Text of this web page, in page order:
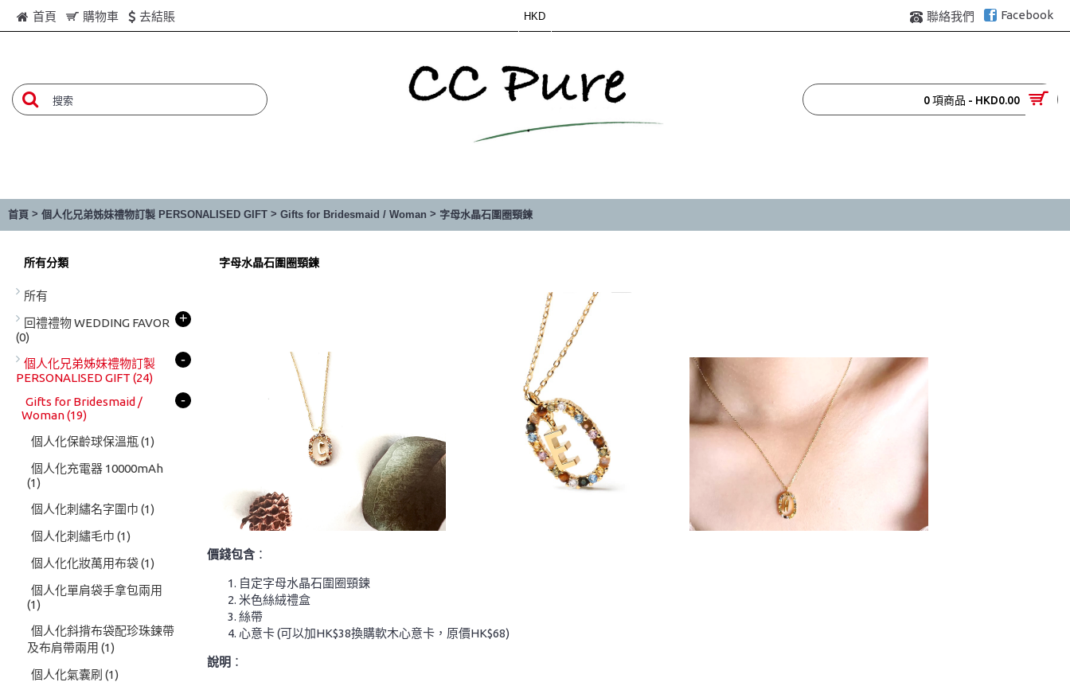
首頁 購物車 去結賬 HKD 聯絡我們 Facebook
0 項商品 - HKD0.00
首頁 > 個人化兄弟姊妹禮物訂製 PERSONALISED GIFT > Gifts for Bridesmaid / Woman > 字母水晶石圍圈頸鍊
所有分類
所有
回禮禮物 WEDDING FAVOR
(0)
+
個人化兄弟姊妹禮物訂製
PERSONALISED GIFT (24)
-
Gifts for Bridesmaid /
Woman(19)
-
個人化保齡球保溫瓶(1)
個人化充電器 10000mAh
(1)
個人化刺繡名字圍巾 (1)
個人化刺繡毛巾 (1)
個人化化妝萬用布袋(1)
個人化單肩袋手拿包兩用
(1)
個人化斜揹布袋配珍珠鍊帶
及布肩帶兩用 (1)
個人化氣囊刷 (1)
字母水晶石圍圈頸鍊
價錢包含：
自定字母水晶石圍圈頸鍊
米色絲絨禮盒
絲帶
心意卡 (可以加HK$38換購軟木心意卡，原價HK$68)
說明 ：